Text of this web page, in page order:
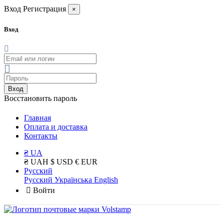
Вход Регистрация ×
Вход
Вход
Восстановить пароль
Главная
Оплата и доставка
Контакты
₴ UA
₴ UAH $ USD € EUR
Русский
Русский Українська English
Войти